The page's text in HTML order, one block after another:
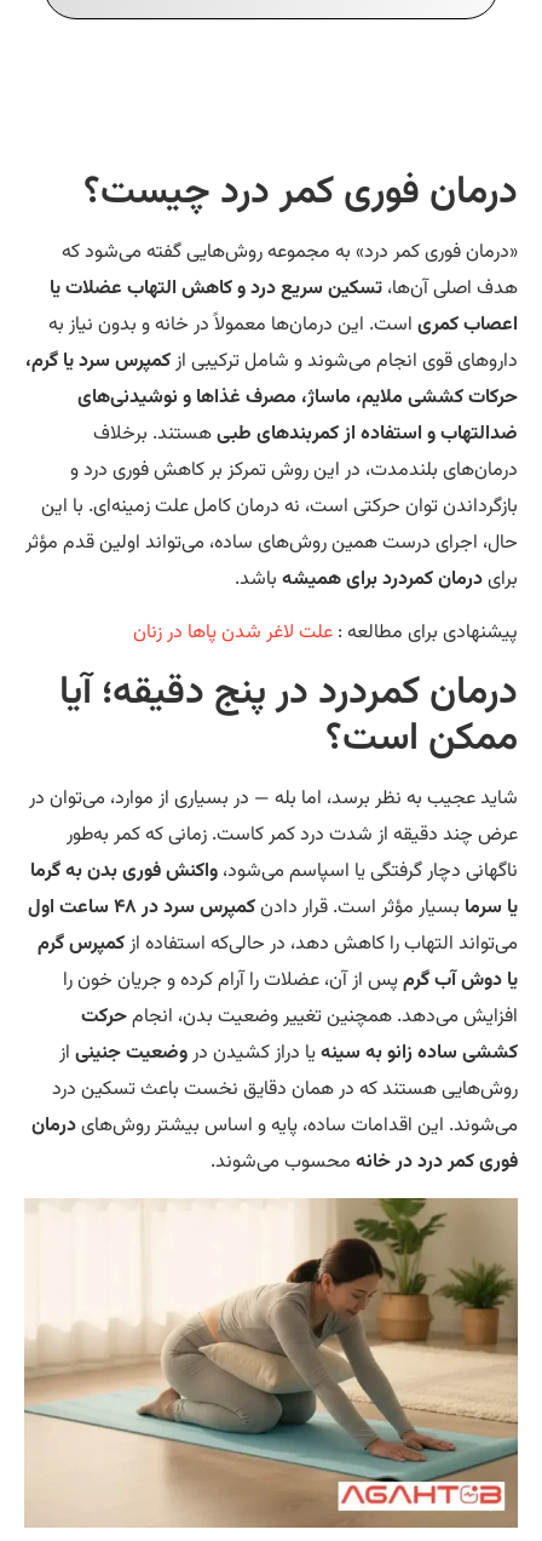
فوری کمر درد چیست؟
فوری کمر درد» به مجموعه روش‌هایی گفته می‌شود که
اصلی آن‌ها،تسکین سریع درد و کاهش التهاب عضلات یا
کمریاست. این درمان‌ها معمولاً در خانه و بدون نیاز به
قوی انجام می‌شوند و شامل ترکیبی ازکمپرس سرد یا گرم،
کششی ملایم، ماساژ، مصرف غذاها و نوشیدنی‌های
و استفاده از کمربندهای طبی هستند. برخلاف
بلندمدت، در این روش تمرکز بر کاهش فوری درد و
توان حرکتی است، نه درمان کامل علت زمینه‌ای. با این
اجرای درست همین روش‌های ساده، می‌تواند اولین قدم مؤثر
درمان کمردرد برای همیشهباشد.
برای مطالعه :علت لاغر شدن پاها در زنان
کمردرد در پنج دقیقه؛ آیا
است؟
عجیب به نظر برسد، اما بله — در بسیاری از موارد، می‌توان در
چند دقیقه از شدت درد کمر کاست. زمانی که کمر به‌طور
دچار گرفتگی یا اسپاسم می‌شود،واکنش فوری بدن به گرما
سرما بسیار مؤثر است. قرار دادنکمپرس سرد در ۴۸ ساعت اول
التهاب را کاهش دهد، در حالی‌که استفاده ازکمپرس گرم
دوش آب گرمپس از آن، عضلات را آرام کرده و جریان خون را
می‌دهد. همچنین تغییر وضعیت بدن، انجامحرکت
ساده زانو به سینهیا دراز کشیدن دروضعیت جنینیاز
هستند که در همان دقایق نخست باعث تسکین درد
این اقدامات ساده، پایه و اساس بیشتر روش‌هایدرمان
کمر درد در خانهمحسوب می‌شوند.